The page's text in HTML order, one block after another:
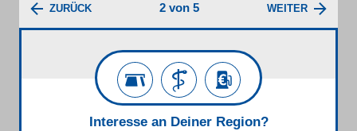
ZURÜCK 2 von 5 WEITER
Interesse an Deiner Region?